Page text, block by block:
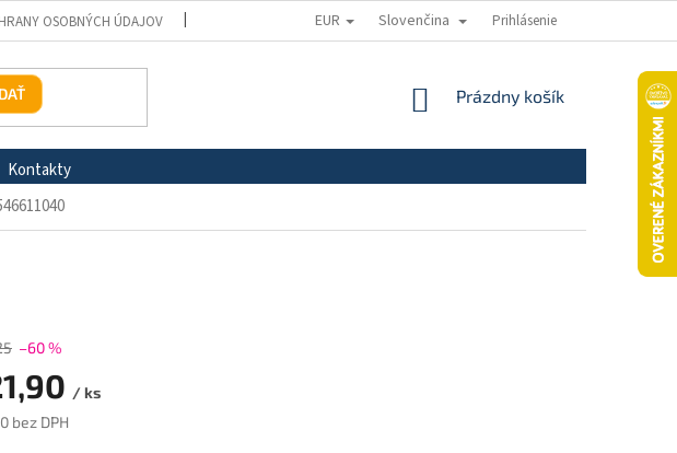
OSOBNÝCH ÚDAJOV ODSTÚPENIE OD ZMLUVY REKLAMAČNÝ PORIADOK
EUR Slovenčina Prihlásenie
NÁKUPNÝ
Prázdny košík
Kontakty
–60 %
/ ks
bez DPH